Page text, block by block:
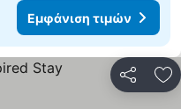
Εμφάνιση τιμών